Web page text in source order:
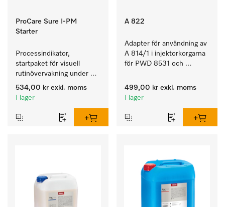
ProCare Sure I-PM
Starter
Processindikator,
startpaket för visuell
rutinövervakning under
disk- och
desinfektionsprocessen.
534,00 kr exkl. moms
I lager
A 822
Adapter för användning av
A 814/1 i injektorkorgarna
för PWD 8531 och
499,00 kr exkl. moms
I lager